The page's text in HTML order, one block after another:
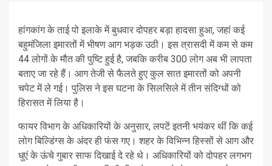
हांगकांग के ताई पो इलाके में बुधवार दोपहर बड़ा हादसा हुआ, जहां कई
बहुमंजिला इमारतों में भीषण आग भड़क उठी। इस त्रासदी में कम से कम
44 लोगों के मौत की पुष्टि हुई है, जबकि करीब 300 लोग अब भी लापता
बताए जा रहे हैं। आग तेजी से फैलते हुए कुल सात इमारतों को अपनी
चपेट में ले गई। पुलिस ने इस घटना के सिलसिले में तीन संदिग्धों को
हिरासत में लिया है।
फायर विभाग के अधिकारियों के अनुसार, लपटें इतनी भयंकर थीं कि कई
लोग बिल्डिंग्स के अंदर ही फंस गए। शहर के विभिन्न हिस्सों से आग और
धुएं के ऊंचे गुबार साफ दिखाई दे रहे थे। अधिकारियों को दोपहर लगभग